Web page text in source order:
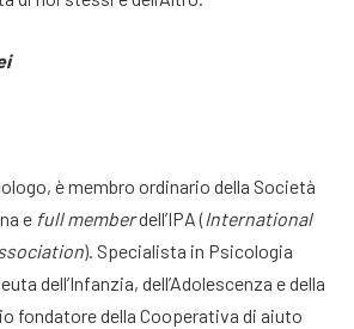
è membro ordinario della Società
e full memberdell’IPA (International
). Specialista in Psicologia
dell’Infanzia, dell’Adolescenza e della
fondatore della Cooperativa di aiuto